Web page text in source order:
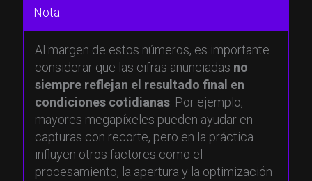
Nota
Al margen de estos números, es importante
considerar que las cifras anunciadas no
siempre reflejan el resultado final en
condiciones cotidianas. Por ejemplo,
mayores megapíxeles pueden ayudar en
capturas con recorte, pero en la práctica
influyen otros factores como el
procesamiento, la apertura y la optimización